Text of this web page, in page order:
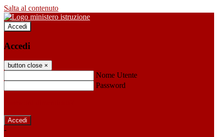
Salta al contenuto
Accedi
Accedi
button close ×
Nome Utente
Password
-